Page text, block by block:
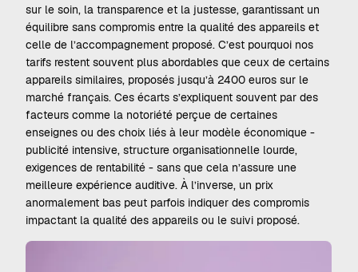
sur le soin, la transparence et la justesse, garantissant un
équilibre sans compromis entre la qualité des appareils et
celle de l’accompagnement proposé. C’est pourquoi nos
tarifs restent souvent plus abordables que ceux de certains
appareils similaires, proposés jusqu’à 2400 euros sur le
marché français. Ces écarts s’expliquent souvent par des
facteurs comme la notoriété perçue de certaines
enseignes ou des choix liés à leur modèle économique -
publicité intensive, structure organisationnelle lourde,
exigences de rentabilité - sans que cela n’assure une
meilleure expérience auditive. À l’inverse, un prix
anormalement bas peut parfois indiquer des compromis
impactant la qualité des appareils ou le suivi proposé.